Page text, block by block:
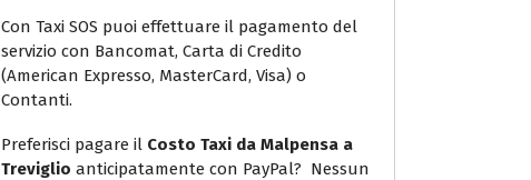
Con Taxi SOS puoi effettuare il pagamento del
servizio con Bancomat, Carta di Credito
(American Expresso, MasterCard, Visa) o
Contanti.
Preferisci pagare il Costo Taxi da Malpensa a
Treviglioanticipatamente con PayPal? Nessun